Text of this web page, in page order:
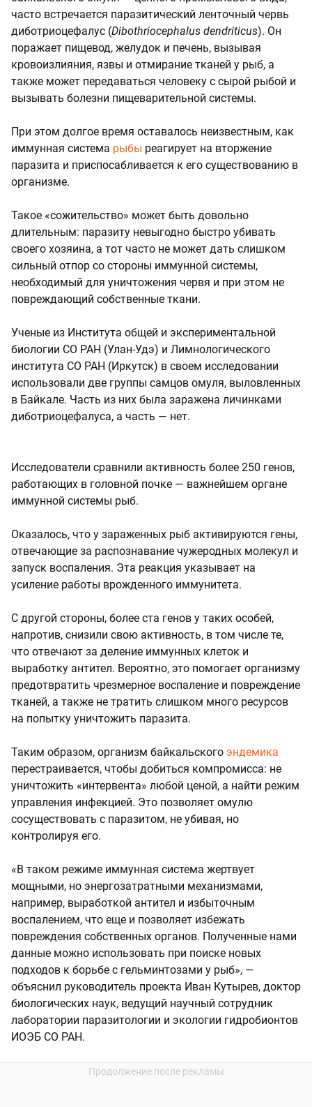
часто встречается паразитический ленточный червь
диботриоцефалус (Dibothriocephalus dendriticus). Он
поражает пищевод, желудок и печень, вызывая
кровоизлияния, язвы и отмирание тканей у рыб, а
также может передаваться человеку с сырой рыбой и
вызывать болезни пищеварительной системы.
При этом долгое время оставалось неизвестным, как
иммунная система рыбы реагирует на вторжение
паразита и приспосабливается к его существованию в
организме.
Такое «сожительство» может быть довольно
длительным: паразиту невыгодно быстро убивать
своего хозяина, а тот часто не может дать слишком
сильный отпор со стороны иммунной системы,
необходимый для уничтожения червя и при этом не
повреждающий собственные ткани.
Ученые из Института общей и экспериментальной
биологии СО РАН (Улан-Удэ) и Лимнологического
института СО РАН (Иркутск) в своем исследовании
использовали две группы самцов омуля, выловленных
в Байкале. Часть из них была заражена личинками
диботриоцефалуса, а часть — нет.
Исследователи сравнили активность более 250 генов,
работающих в головной почке — важнейшем органе
иммунной системы рыб.
Оказалось, что у зараженных рыб активируются гены,
отвечающие за распознавание чужеродных молекул и
запуск воспаления. Эта реакция указывает на
усиление работы врожденного иммунитета.
С другой стороны, более ста генов у таких особей,
напротив, снизили свою активность, в том числе те,
что отвечают за деление иммунных клеток и
выработку антител. Вероятно, это помогает организму
предотвратить чрезмерное воспаление и повреждение
тканей, а также не тратить слишком много ресурсов
на попытку уничтожить паразита.
Таким образом, организм байкальского эндемика
перестраивается, чтобы добиться компромисса: не
уничтожить «интервента» любой ценой, а найти режим
управления инфекцией. Это позволяет омулю
сосуществовать с паразитом, не убивая, но
контролируя его.
«В таком режиме иммунная система жертвует
мощными, но энергозатратными механизмами,
например, выработкой антител и избыточным
воспалением, что еще и позволяет избежать
повреждения собственных органов. Полученные нами
данные можно использовать при поиске новых
подходов к борьбе с гельминтозами у рыб», —
объяснил руководитель проекта Иван Кутырев, доктор
биологических наук, ведущий научный сотрудник
лаборатории паразитологии и экологии гидробионтов
ИОЭБ СО РАН.